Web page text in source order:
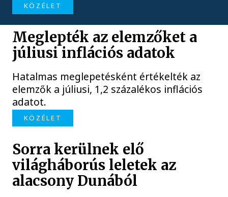
KÖZÉLET
Meglepték az elemzőket a
júliusi inflációs adatok
Hatalmas meglepetésként értékelték az
elemzők a júliusi, 1,2 százalékos inflációs
adatot.
KÖZÉLET
Sorra kerülnek elő
világháborús leletek az
alacsony Dunából